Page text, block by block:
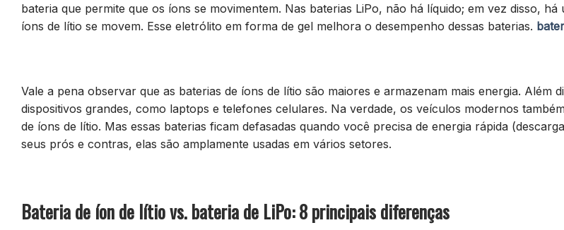
bateria que permite que os íons se movimentem. Nas baterias LiPo, não há líquido; em vez disso, há
íons de lítio se movem. Esse eletrólito em forma de gel melhora o desempenho dessas baterias.
Vale a pena observar que as baterias de íons de lítio são maiores e armazenam mais energia. Além
dispositivos grandes, como laptops e telefones celulares. Na verdade, os veículos modernos
de íons de lítio. Mas essas baterias ficam defasadas quando você precisa de energia rápida
seus prós e contras, elas são amplamente usadas em vários setores.
Bateria de íon de lítio vs. bateria de LiPo: 8 principais diferenças